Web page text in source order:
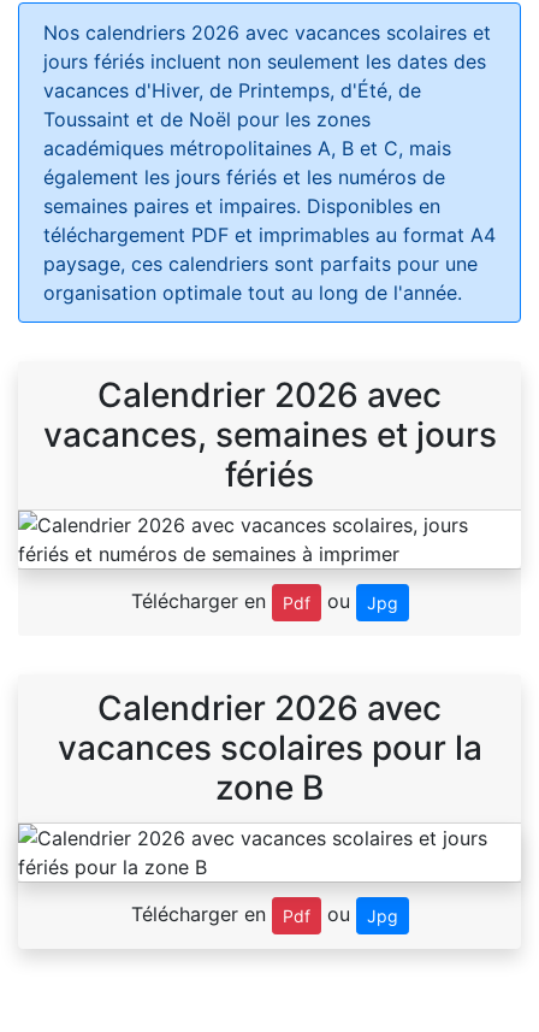
Nos calendriers 2026 avec vacances scolaires et
jours fériés incluent non seulement les dates des
vacances d'Hiver, de Printemps, d'Été, de
Toussaint et de Noël pour les zones
académiques métropolitaines A, B et C, mais
également les jours fériés et les numéros de
semaines paires et impaires. Disponibles en
téléchargement PDF et imprimables au format A4
paysage, ces calendriers sont parfaits pour une
organisation optimale tout au long de l'année.
Calendrier 2026 avec
vacances, semaines et jours
fériés
Télécharger en Pdf ou Jpg
Calendrier 2026 avec
vacances scolaires pour la
zone B
Télécharger en Pdf ou Jpg